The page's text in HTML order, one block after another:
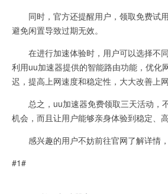
同时，官方还提醒用户，领取免费试用
避免闲置导致过期无效。
在进行加速体验时，用户可以选择不
利用uu加速器提供的智能路由功能，优化
迟，提高上网速度和稳定性，大大改善上网
总之，uu加速器免费领取三天活动，
机会，而且让用户能够亲身体验到稳定、
感兴趣的用户不妨前往官网了解详情，
#1#